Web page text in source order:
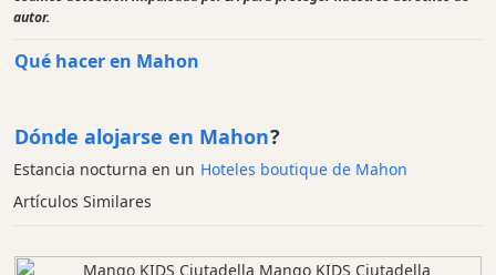
autor.
Qué hacer en Mahon
Dónde alojarse en Mahon?
Estancia nocturna en un Hoteles boutique de Mahon
Artículos Similares